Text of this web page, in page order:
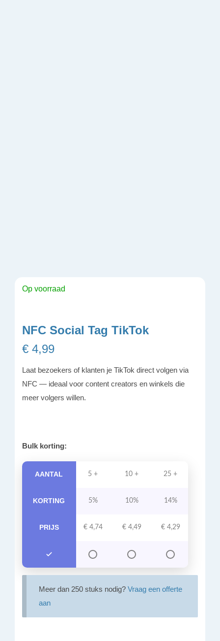
Op voorraad
NFC Social Tag TikTok
€4,99
Laat bezoekers of klanten je TikTok direct volgen via
NFC — ideaal voor content creators en winkels die
meer volgers willen.
Bulk korting:
AANTAL
KORTING
PRIJS
5 + 10 + 25 +
5% 10% 14%
€4,74 €4,49 €4,29
Meer dan 250 stuks nodig? Vraag een offerte
aan